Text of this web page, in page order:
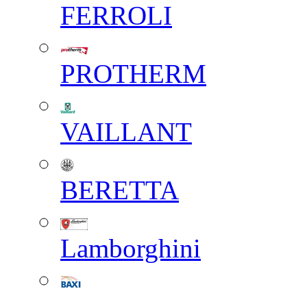
FERROLI
PROTHERM
VAILLANT
BERETTA
Lamborghini